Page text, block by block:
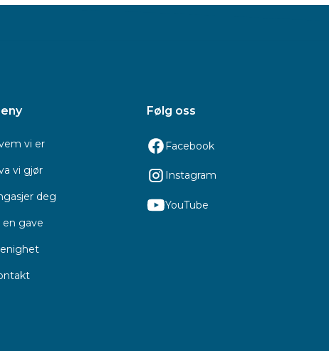
vi er
vi gjør
deg
en gave
Følg oss
Facebook
Instagram
YouTube